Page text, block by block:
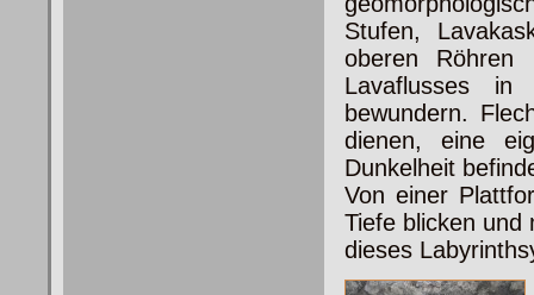
Stufen,
oberen
Lavaflusses
bewundern.
dienen, eine
Dunkelheit
Von einer
Tiefe blicken und
dieses